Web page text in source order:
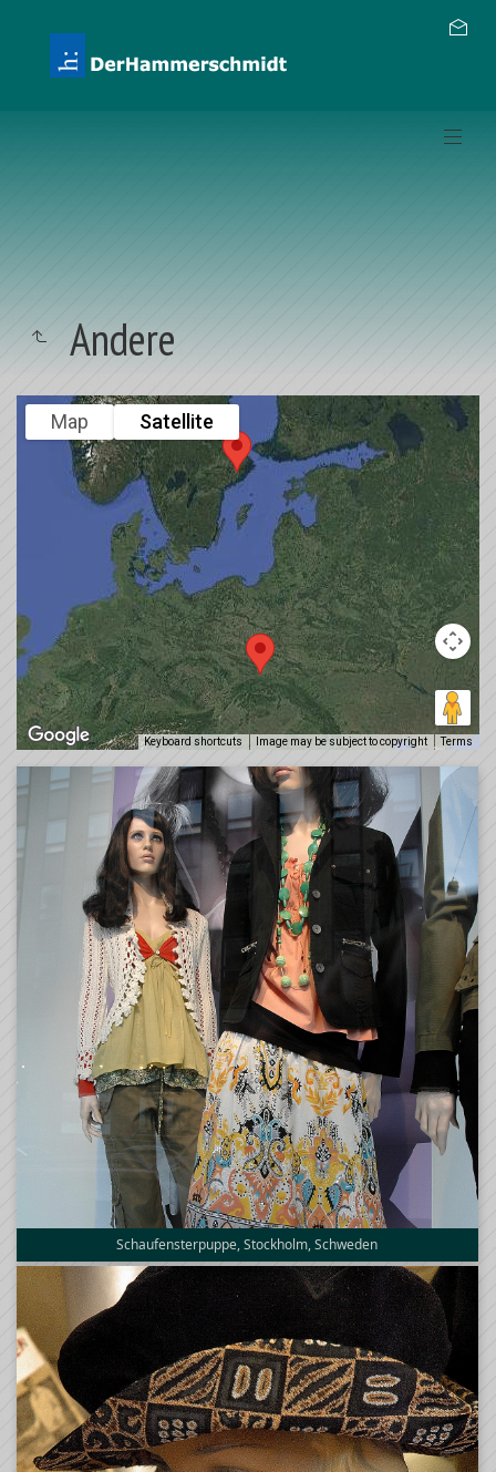
Andere
Map Satellite
Keyboard shortcuts Image may be subject to copyright Terms
Schaufensterpuppe, Stockholm, Schweden